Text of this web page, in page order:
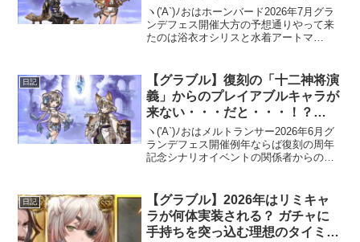
2026年7月グランデフェス開催
ヽ('A`)ﾉおはホーンバード2026年7月グラ
ンデフェス開催大方の予想通りやって来
たのは浴衣オシリスと水着アートマ
シエテみを感じるのは自分だけでしょう
か(...
日記
【グラブル】復刻の「十二神将演
義」からのプレイアブルキャラが
来ない・・・だと・・・！？
2026年6月グランデフェス開催
ヽ('A`)ﾉおはメルトランサー2026年6月グ
ランデフェス開催例年ならば復刻の周年
記念シナリオイベントの関係者からのプ
復刻でしたが・・・当てが外れた(;ﾟДﾟ)ノ
ト...
日記
【グラブル】2026年はリミキャ
ラが何体実装される？ ガチャに
手持ちを突っ込む理想のタイミン